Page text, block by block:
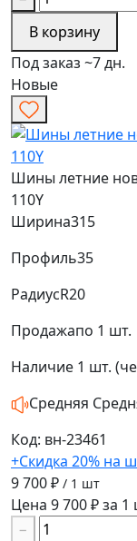
В корзину
Под заказ ~7 дн.
Новые
Шины летние
110Y
Ширина315
Профиль35
РадиусR20
Продажапо 1 шт.
Наличие 1 шт.
Средняя
Код: вн-23461
+Скидка 20% на
9 700 ₽ / 1 шт
Цена 9 700 ₽ за 1
−